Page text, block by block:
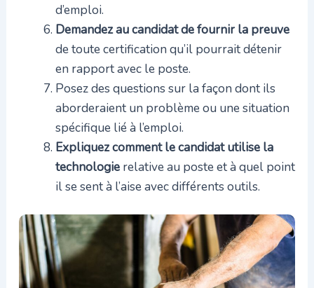
d’emploi.
Demandez au candidat de fournir la preuve
de toute certification qu’il pourrait détenir
en rapport avec le poste.
Posez des questions sur la façon dont ils
aborderaient un problème ou une situation
spécifique lié à l’emploi.
Expliquez comment le candidat utilise la
technologierelative au poste et à quel point
il se sent à l’aise avec différents outils.